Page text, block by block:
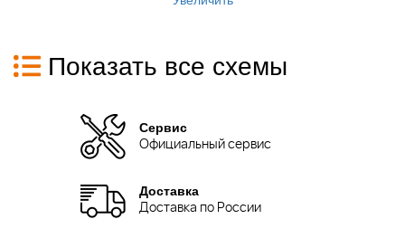
Показать все схемы
Сервис
Официальный сервис
Доставка
Доставка по России